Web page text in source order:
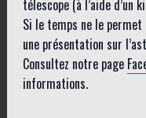
télescope (à l’aide d’un
Si le temps ne le permet
une présentation sur
Consultez notre page
informations.